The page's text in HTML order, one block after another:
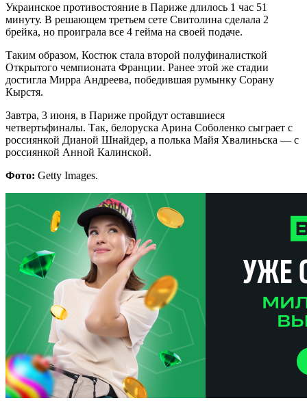
Украинское противостояние в Париже длилось 1 час 51
минуту. В решающем третьем сете Свитолина сделала 2
брейка, но проиграла все 4 гейма на своей подаче.
Таким образом, Костюк стала второй полуфиналисткой
Открытого чемпионата Франции. Ранее этой же стадии
достигла Мирра Андреева, победившая румынку Сорану
Кырстя.
Завтра, 3 июня, в Париже пройдут оставшиеся
четвертьфиналы. Так, белоруска Арина Соболенко сыграет с
россиянкой Дианой Шнайдер, а полька Майя Хвалиньска — с
россиянкой Анной Калинской.
Фото: Getty Images.